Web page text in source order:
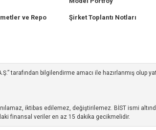
ve Repo Şirket Toplantı Notları
tarafından bilgilendirme amacı ile hazırlanmış olup
iktibas edilemez, değiştirilemez. BİST ismi
finansal veriler en az 15 dakika gecikmelidir.